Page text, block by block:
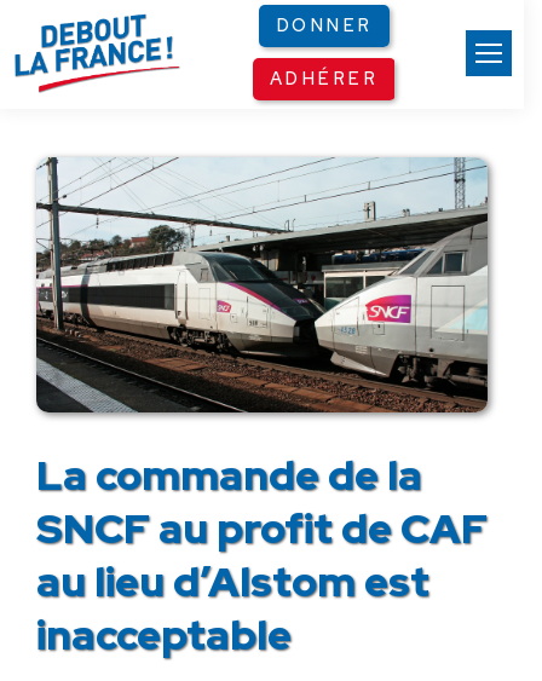
DONNER
ADHÉRER
La commande de la
SNCF au profit de CAF
au lieu d’Alstom est
inacceptable
Panneau de gestion des cookies